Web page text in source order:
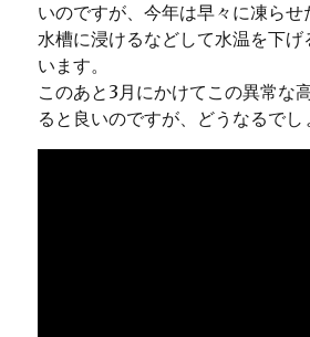
いのですが、今年は早々に凍らせ
水槽に浸けるなどして水温を下げ
います。
このあと3月にかけてこの異常な
ると良いのですが、どうなるでし